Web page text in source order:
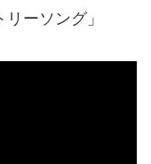
ーソング」